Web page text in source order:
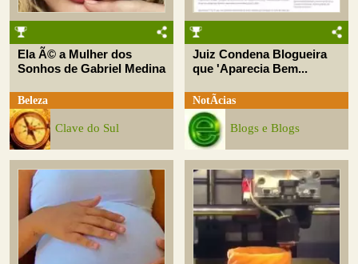
Ela Ã© a Mulher dos
Sonhos de Gabriel Medina
Beleza
Clave do Sul
Juiz Condena Blogueira
que 'Aparecia Bem...
NotÃ­cias
Blogs e Blogs